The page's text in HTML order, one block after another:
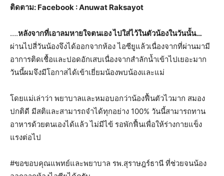
ติดตาม: Facebook : Anuwat Raksayot
….หลังจากที่เอาลมหายใจตนเอง ไปใส่ไว้ในตัวน้องในวันนั้น…
ผ่านไปสี่วันน้องจึงได้ออกจากห้อง ไอซียูแล้วเนื่องจากที่ผ่านมามี
อาการติดเชื้อและปอดอักเสบเนื่องจากสำลักน้ำเข้าไปเยอะมาก
วันนี้ผมจึงมีโอกาสได้เข้าเยี่ยมน้องพบน้องและแม่
โดยแม่เล่าว่า พยาบาลและหมอบอกว่าน้องฟื้นตัวไวมาก สมอง
ปกติดี มีสติและสามารถจำได้ทุกอย่าง 100% วันนี้สามารถทาน
อาหารด้วยตนเองได้แล้ว ไม่มีไข้ รอพักฟื้นเพื่อให้ร่างกายแข็ง
แรงต่อไป
#ขอขอบคุณแพทย์และพยาบาล รพ.สุราษฎร์ธานี ที่ช่วยจนน้อง